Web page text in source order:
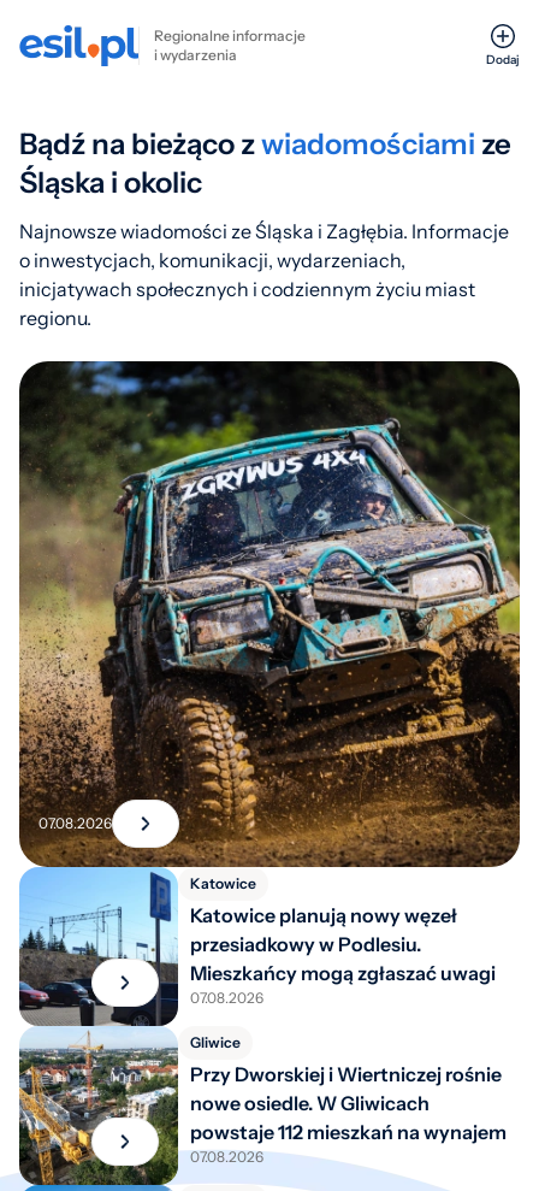
Regionalne informacje
i wydarzenia
Dodaj
Bądź na bieżąco zwiadomościami ze
Śląska i okolic
Najnowsze wiadomości ze Śląska i Zagłębia. Informacje
o inwestycjach, komunikacji, wydarzeniach,
inicjatywach społecznych i codziennym życiu miast
regionu.
II
Rajd
MUST
HEWEA:
sto
NFC,
symulator
dachowania
i
quady
07.08.2026
Katowice
Katowice planują nowy węzeł
przesiadkowy w Podlesiu.
Mieszkańcy mogą zgłaszać uwagi
07.08.2026
Gliwice
Przy Dworskiej i Wiertniczej rośnie
nowe osiedle. W Gliwicach
powstaje 112 mieszkań na wynajem
07.08.2026